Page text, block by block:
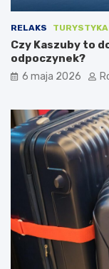
o
c
z
y
k
?
p
o
d
r
n
i
k
RELAKS TURYSTYKA
Czy Kaszuby to
odpoczynek?
6 maja 2026